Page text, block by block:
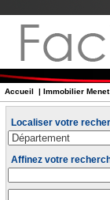
Accueil | Immobilier
Localiser votre
Affinez votre